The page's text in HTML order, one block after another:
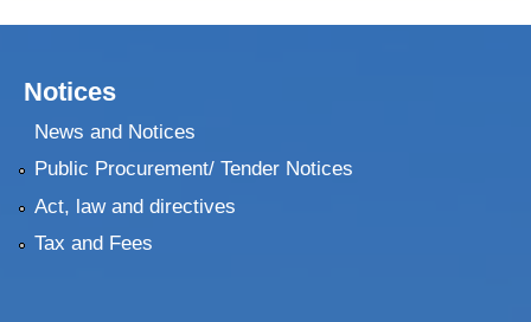
Notices
News and Notices
Public Procurement/ Tender Notices
Act, law and directives
Tax and Fees